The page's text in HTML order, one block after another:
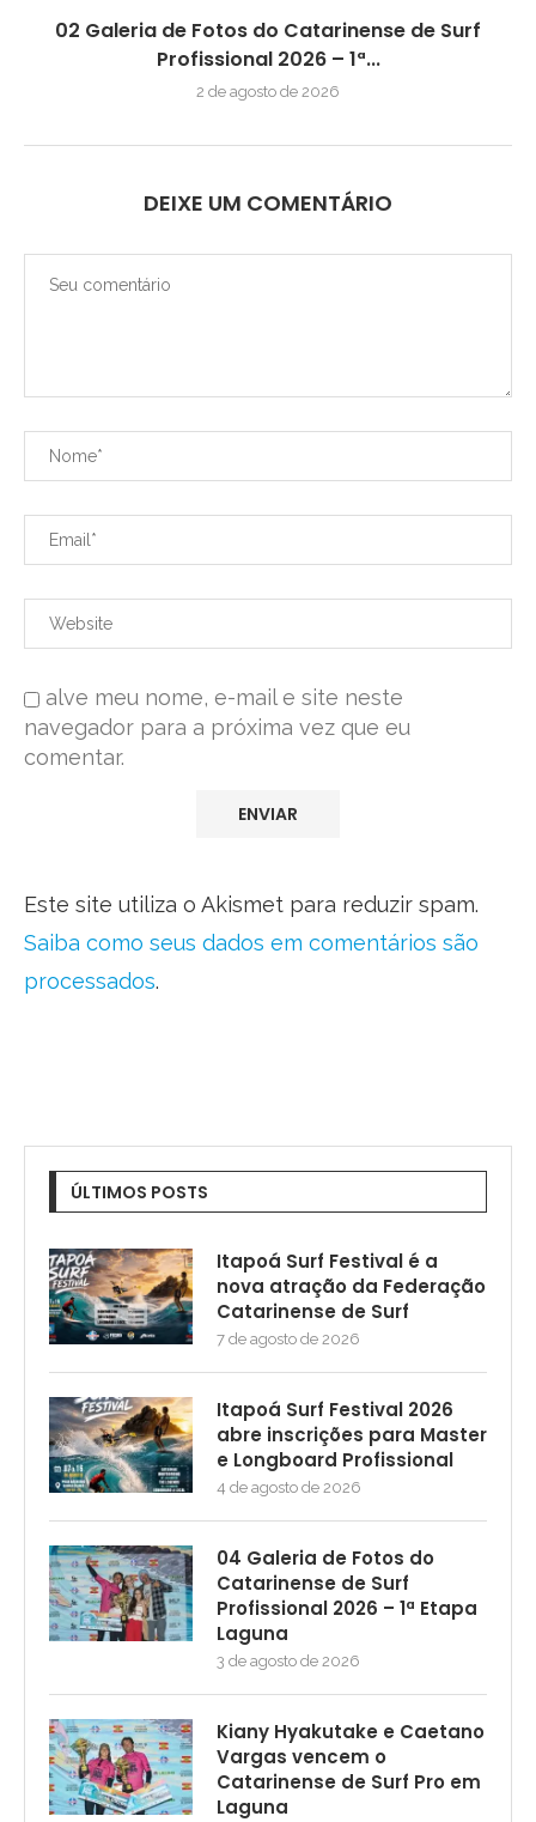
02 Galeria de Fotos do Catarinense de Surf
Profissional 2026 – 1ª...
2 de agosto de 2026
DEIXE UM COMENTÁRIO
alve meu nome, e-mail e site neste
navegador para a próxima vez que eu
comentar.
Este site utiliza o Akismet para reduzir spam.
Saiba como seus dados em comentários são
processados.
ÚLTIMOS POSTS
Itapoá Surf Festival é a
nova atração da Federação
Catarinense de Surf
7 de agosto de 2026
Itapoá Surf Festival 2026
abre inscrições para Master
e Longboard Profissional
4 de agosto de 2026
04 Galeria de Fotos do
Catarinense de Surf
Profissional 2026 – 1ª Etapa
Laguna
3 de agosto de 2026
Kiany Hyakutake e Caetano
Vargas vencem o
Catarinense de Surf Pro em
Laguna